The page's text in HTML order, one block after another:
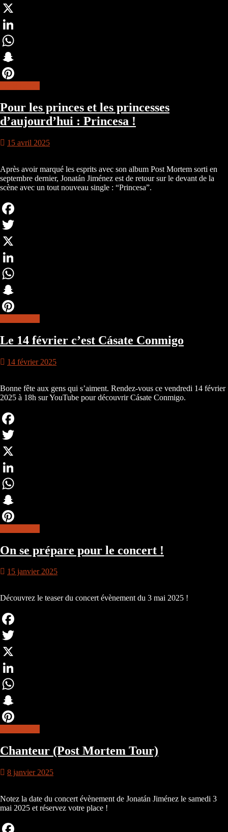
Twitter
X
LinkedIn
WhatsApp
Snapchat
Pinterest
Pour les princes et les princesses
d’aujourd’hui : Princesa !
15 avril 2025
Après avoir marqué les esprits avec son album Post Mortem sorti en
septembre dernier, Jonatán Jiménez est de retour sur le devant de la
scène avec un tout nouveau single : “Princesa”.
Facebook
Twitter
X
LinkedIn
WhatsApp
Snapchat
Pinterest
Le 14 février c’est Cásate Conmigo
14 février 2025
Bonne fête aux gens qui s’aiment. Rendez-vous ce vendredi 14 février
2025 à 18h sur YouTube pour découvrir Cásate Conmigo.
Facebook
Twitter
X
LinkedIn
WhatsApp
Snapchat
Pinterest
On se prépare pour le concert !
15 janvier 2025
Découvrez le teaser du concert évènement du 3 mai 2025 !
Facebook
Twitter
X
LinkedIn
WhatsApp
Snapchat
Pinterest
Chanteur (Post Mortem Tour)
8 janvier 2025
Notez la date du concert évènement de Jonatán Jiménez le samedi 3
mai 2025 et réservez votre place !